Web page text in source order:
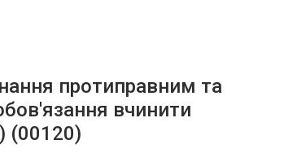
протиправним та
вчинити
(00120)